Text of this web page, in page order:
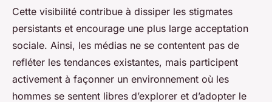
Cette visibilité contribue à dissiper les stigmates
persistants et encourage une plus large acceptation
sociale. Ainsi, les médias ne se contentent pas de
refléter les tendances existantes, mais participent
activement à façonner un environnement où les
hommes se sentent libres d’explorer et d’adopter le